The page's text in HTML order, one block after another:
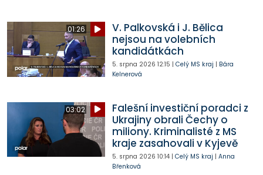
01:26
V. Palkovská i J. Bělica
nejsou na volebních
kandidátkách
5. srpna 2026 12:15 | Celý MS kraj | Bára
Kelnerová
03:02
Falešní investiční poradci z
Ukrajiny obrali Čechy o
miliony. Kriminalisté z MS
kraje zasahovali v Kyjevě
5. srpna 2026 10:14| Celý MS kraj | Anna
Břenková